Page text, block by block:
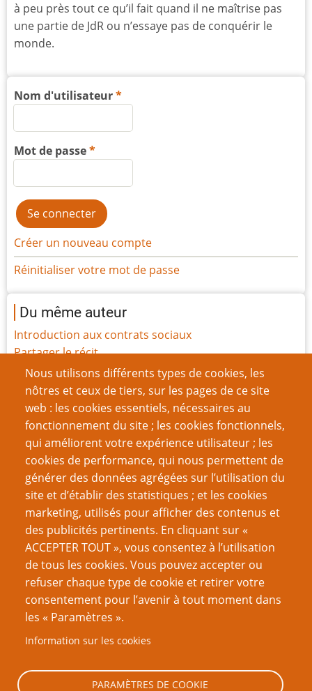
Nous utilisons différents types de cookies, les
nôtres et ceux de tiers, sur les pages de ce site
web : les cookies essentiels, nécessaires au
fonctionnement du site ; les cookies fonctionnels,
qui améliorent votre expérience utilisateur ; les
cookies de performance, qui nous permettent de
générer des données agrégées sur l’utilisation du
site et d’établir des statistiques ; et les cookies
marketing, utilisés pour afficher des contenus et
des publicités pertinents. En cliquant sur «
ACCEPTER TOUT », vous consentez à l’utilisation
de tous les cookies. Vous pouvez accepter ou
refuser chaque type de cookie et retirer votre
consentement pour l’avenir à tout moment dans
les « Paramètres ».
Information sur les cookies
PARAMÈTRES DE COOKIE
à peu près tout ce qu’il fait quand il ne maîtrise pas
une partie de JdR ou n’essaye pas de conquérir le
monde.
Nom d'utilisateur
Mot de passe
Créer un nouveau compte
Réinitialiser votre mot de passe
Du même auteur
Introduction aux contrats sociaux
Partager le récit
Jouer en distanciel m’a transformé
Toujours donner un reçu à vos joueurs
La marche manquante
Structure pour les scénarios de convention
Laissez les joueurs abréger les scènes
5 choses que les énigmes devraient être en JdR
La méthode 3-3-3 de préparation rapide de partie
VOUS AIMEREZ AUSSI
Principes du Blorb
Les « quêtes » de la Fantasy : forcément dirigistes ?
Le Manifeste du dirigisme – Troisième partie : un
Voisinage Problématique
Comment fonctionne le dirigisme
Méthodes de dirigisme